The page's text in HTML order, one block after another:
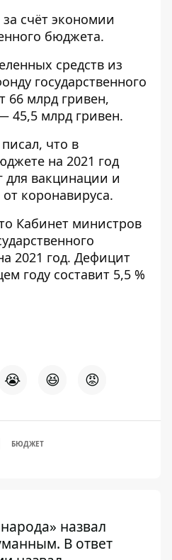
счёт экономии
бюджета.
средств из
государственного
66 млрд гривен,
45,5 млрд гривен.
писал, что в
на 2021 год
для вакцинации и
коронавируса.
Кабинет министров
2021 год. Дефицит
году составит 5,5 %
😭 😆 😡
БЮДЖЕТ
назвал
В ответ